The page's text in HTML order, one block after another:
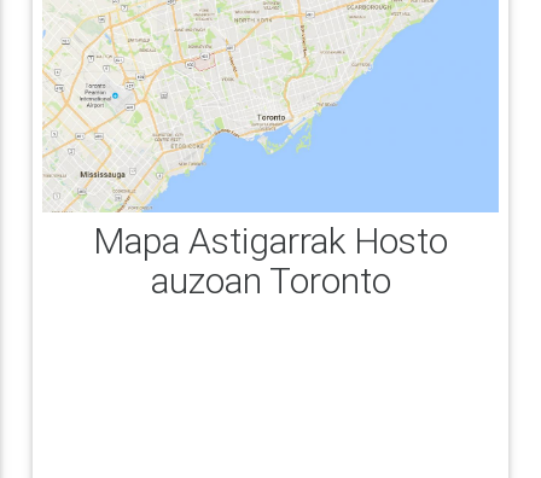
Mapa Astigarrak Hosto
auzoan Toronto